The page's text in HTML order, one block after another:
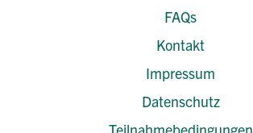
FAQs
Kontakt
Impressum
Datenschutz
Teilnahmebedingungen